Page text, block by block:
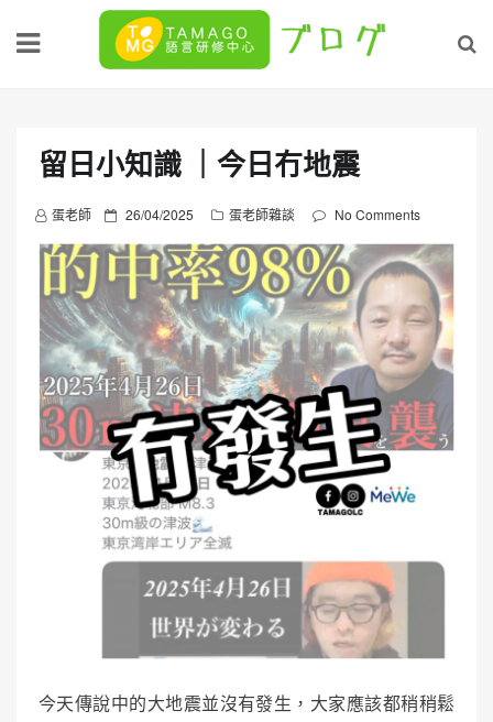
留日小知識 ｜今日冇地震
蛋老師
P
o
e
d
o
n
26/04/2025 蛋老師雜談 No Comments
今天傳說中的大地震並沒有發生，大家應該都稍稍鬆